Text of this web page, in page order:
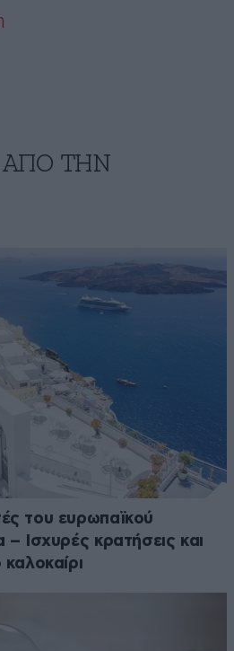
ΑΠΟ ΤΗΝ
του ευρωπαϊκού
Ισχυρές κρατήσεις και